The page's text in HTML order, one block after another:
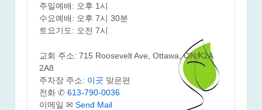
주일예배: 오후 1시
수요예배: 오후 7시 30분
토요기도: 오전 7시
교회 주소: 715 Roosevelt Ave, Ottawa, ON K2A
2A8
주차장 주소: 이곳 맞은편
전화 ✆ 613-790-0036
이메일 ✉ Send Mail